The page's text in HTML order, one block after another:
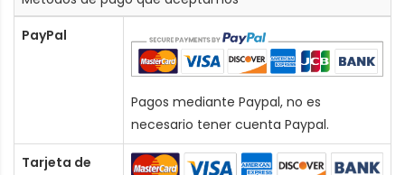
PayPal
Pagos mediante Paypal, no es
necesario tener cuenta Paypal.
Tarjeta de